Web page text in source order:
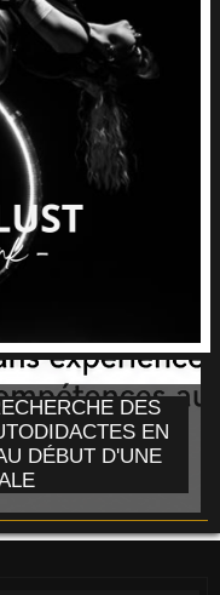
DES
EN
DÉBUT D'UNE